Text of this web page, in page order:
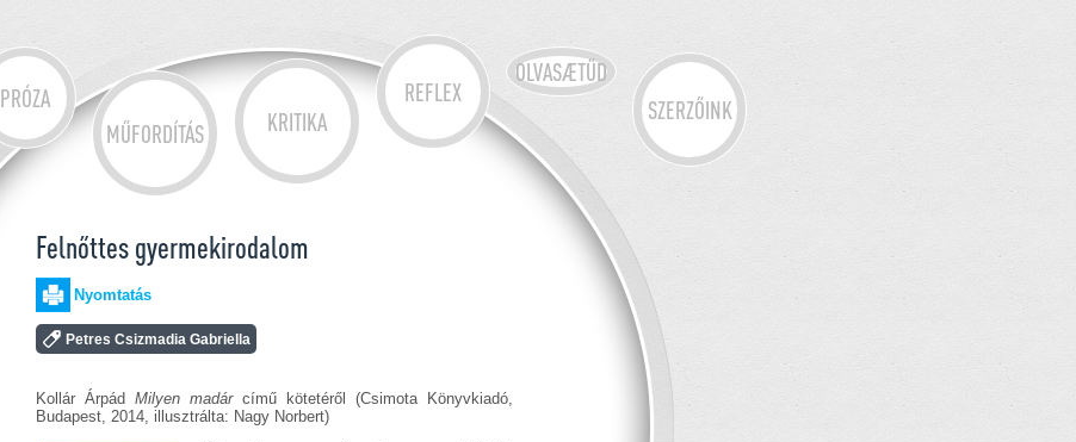
PRÓZA
MŰFORDÍTÁS
KRITIKA
REFLEX
OLVASÆTŰD
SZERZŐINK
Felnőttes gyermekirodalom
Nyomtatás
Petres Csizmadia Gabriella
Kollár Árpád Milyen madárcímű kötetéről (Csimota Könyvkiadó,
Budapest, 2014, illusztrálta: Nagy Norbert)